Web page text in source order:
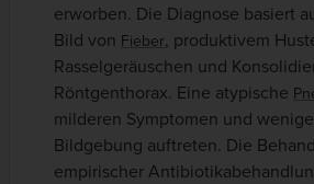
erworben. Die Diagnose basiert
Bild von Fieber, produktivem
Rasselgeräuschen und
Röntgenthorax. Eine atypische
milderen Symptomen und
Bildgebung auftreten. Die
empirischer